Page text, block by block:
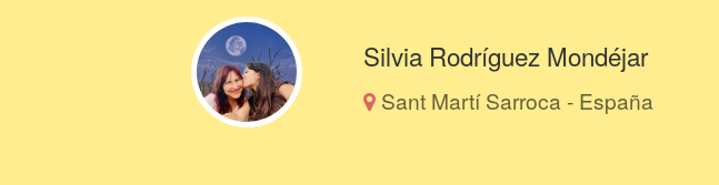
Silvia Rodríguez Mondéjar
Sant Martí Sarroca - España